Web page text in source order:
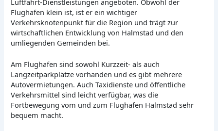
Luftfahrt-Dienstleistungen angeboten. Obwohl der
Flughafen klein ist, ist er ein wichtiger
Verkehrsknotenpunkt für die Region und trägt zur
wirtschaftlichen Entwicklung von Halmstad und den
umliegenden Gemeinden bei.
Am Flughafen sind sowohl Kurzzeit- als auch
Langzeitparkplätze vorhanden und es gibt mehrere
Autovermietungen. Auch Taxidienste und öffentliche
Verkehrsmittel sind leicht verfügbar, was die
Fortbewegung vom und zum Flughafen Halmstad sehr
bequem macht.